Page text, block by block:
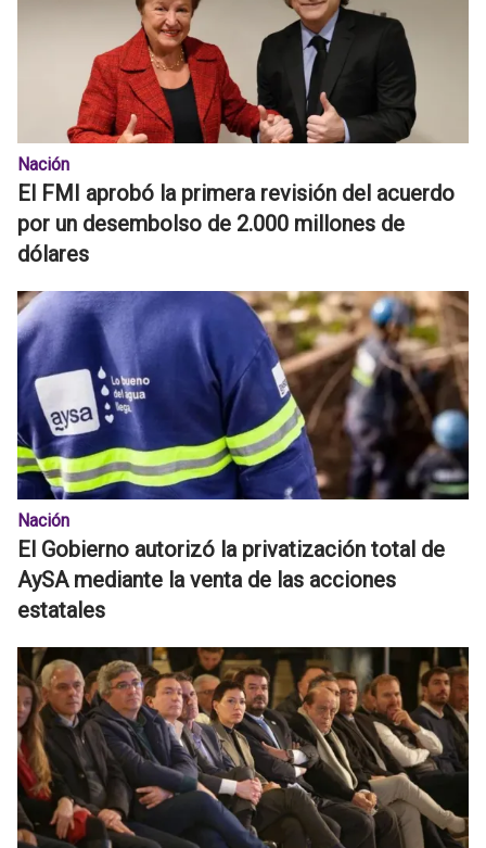
Nación
El FMI aprobó la primera revisión del acuerdo
por un desembolso de 2.000 millones de
dólares
Nación
El Gobierno autorizó la privatización total de
AySA mediante la venta de las acciones
estatales